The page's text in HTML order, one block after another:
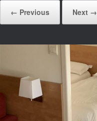
← Previous
Next →